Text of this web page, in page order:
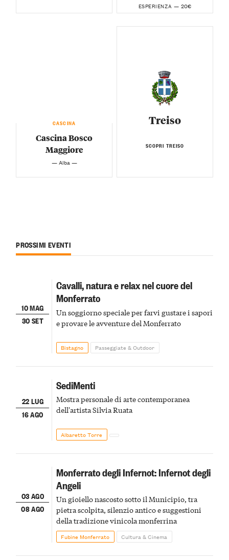
ESPERIENZA — 20€
CASCINA
Cascina Bosco
Maggiore
— Alba —
Treiso
SCOPRI TREISO
PROSSIMI EVENTI
10 MAG
30 SET
Cavalli, natura e relax nel cuore del
Monferrato
Un soggiorno speciale per farvi gustare i sapori
e provare le avventure del Monferrato
Bistagno Passeggiate & Outdoor
22 LUG
16 AGO
SediMenti
Mostra personale di arte contemporanea
dell'artista Silvia Ruata
Albaretto Torre
03 AGO
08 AGO
Monferrato degli Infernot: Infernot degli
Angeli
Un gioiello nascosto sotto il Municipio, tra
pietra scolpita, silenzio antico e suggestioni
della tradizione vinicola monferrina
Fubine Monferrato Cultura & Cinema